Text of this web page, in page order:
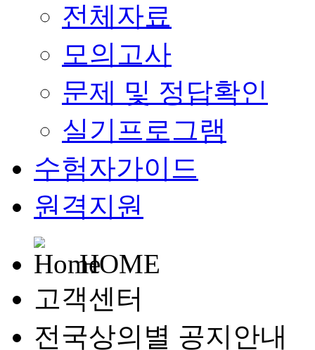
전체자료
모의고사
문제 및 정답확인
실기프로그램
수험자가이드
원격지원
HOME
고객센터
전국상의별 공지안내